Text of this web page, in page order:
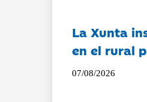
La Xunta
en el rural
07/08/2026